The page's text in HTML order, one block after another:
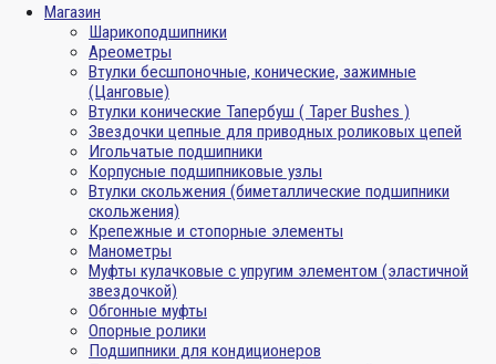
Магазин
Шарикоподшипники
Ареометры
Втулки бесшпоночные, конические, зажимные
(Цанговые)
Втулки конические Тапербуш ( Taper Bushes )
Звездочки цепные для приводных роликовых цепей
Игольчатые подшипники
Корпусные подшипниковые узлы
Втулки скольжения (биметаллические подшипники
скольжения)
Крепежные и стопорные элементы
Манометры
Муфты кулачковые с упругим элементом (эластичной
звездочкой)
Обгонные муфты
Опорные ролики
Подшипники для кондиционеров